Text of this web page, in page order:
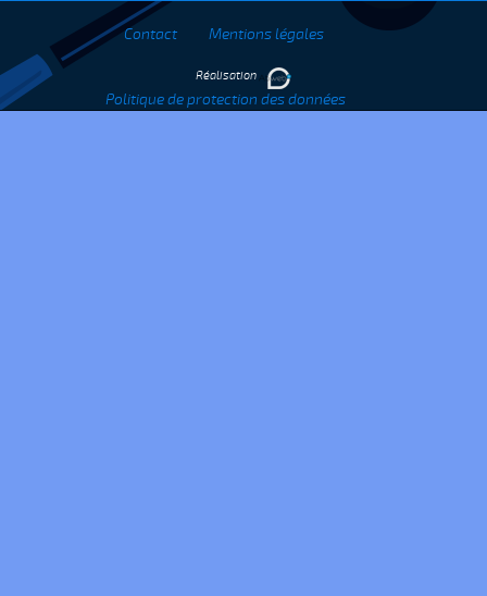
Contact Mentions légales
Politique de protection des données
Réalisation